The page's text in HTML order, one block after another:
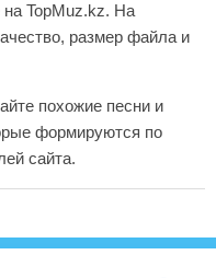
на TopMuz.kz. На
размер файла и
похожие песни и
формируются по
сайта.